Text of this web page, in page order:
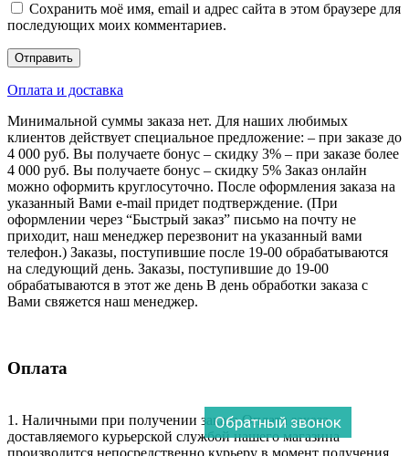
Сохранить моё имя, email и адрес сайта в этом браузере для
последующих моих комментариев.
Оплата и доставка
Минимальной суммы заказа нет. Для наших любимых
клиентов действует специальное предложение: – при заказе до
4 000 руб. Вы получаете бонус – скидку 3% – при заказе более
4 000 руб. Вы получаете бонус – скидку 5% Заказ онлайн
можно оформить круглосуточно. После оформления заказа на
указанный Вами e-mail придет подтверждение. (При
оформлении через “Быстрый заказ” письмо на почту не
приходит, наш менеджер перезвонит на указанный вами
телефон.) Заказы, поступившие после 19-00 обрабатываются
на следующий день. Заказы, поступившие до 19-00
обрабатываются в этот же день В день обработки заказа с
Вами свяжется наш менеджер.
Оплата
1. Наличными при получении заказа Оплата заказа,
доставляемого курьерской службой нашего магазина
производится непосредственно курьеру в момент получения
Обратный звонок